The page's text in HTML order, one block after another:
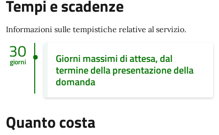
Tempi e scadenze
Informazioni sulle tempistiche relative al servizio.
30
giorni Giorni massimi di attesa, dal
termine della presentazione della
domanda
Quanto costa